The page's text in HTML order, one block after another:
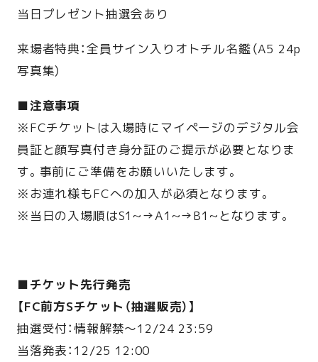
当日プレゼント抽選会あり
来場者特典：全員サイン入りオトチル名鑑（A5 24p
写真集）
■注意事項
※FCチケットは入場時にマイページのデジタル会
員証と顔写真付き身分証のご提示が必要となりま
す。事前にご準備をお願いいたします。
※お連れ様もFCへの加入が必須となります。
※当日の入場順はS1~→A1~→B1~となります。
■チケット先行発売
【FC前方Sチケット（抽選販売）】
抽選受付：情報解禁〜12/24 23:59
当落発表：12/25 12:00